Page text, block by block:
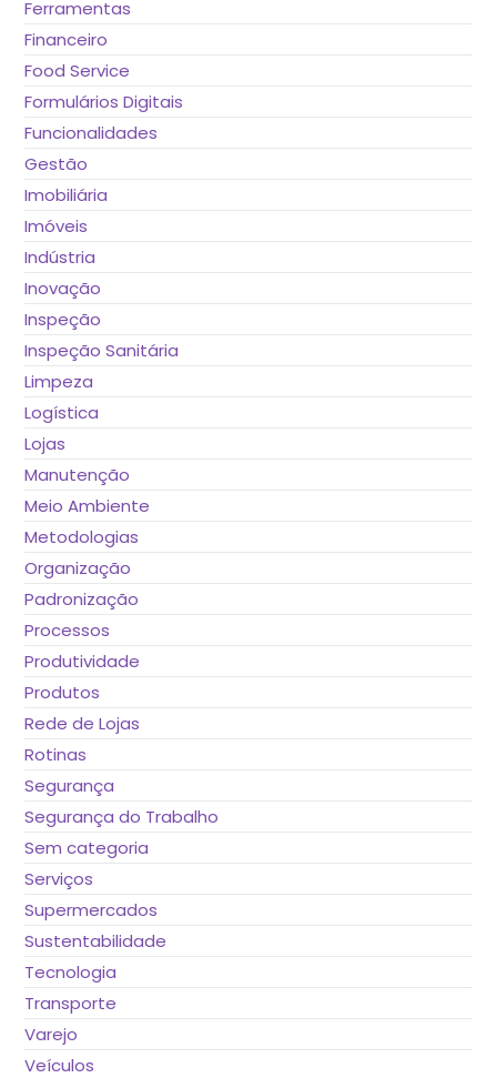
Ferramentas
Financeiro
Food Service
Formulários Digitais
Funcionalidades
Gestão
Imobiliária
Imóveis
Indústria
Inovação
Inspeção
Inspeção Sanitária
Limpeza
Logística
Lojas
Manutenção
Meio Ambiente
Metodologias
Organização
Padronização
Processos
Produtividade
Produtos
Rede de Lojas
Rotinas
Segurança
Segurança do Trabalho
Sem categoria
Serviços
Supermercados
Sustentabilidade
Tecnologia
Transporte
Varejo
Veículos